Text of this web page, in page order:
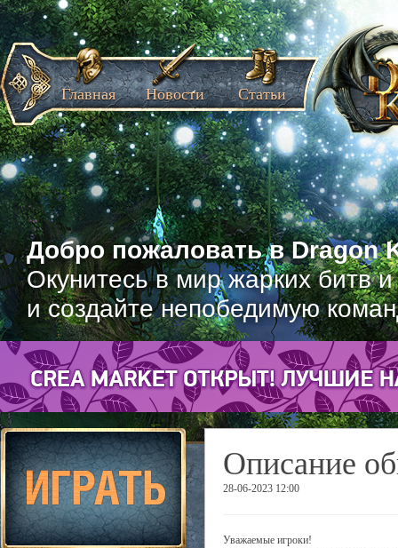
Добро пожаловать в Dragon
Окунитесь в мир жарких битв
и создайте непобедимую
Главная Новости Статьи
Описание
28-06-2023 12:00
Уважаемые игроки!